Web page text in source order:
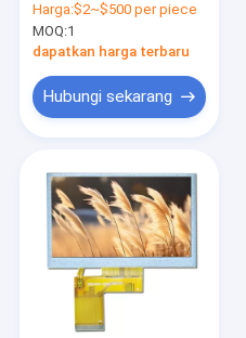
Produk
Video
Pertunjukan VR
Pemasok
Harga:$2~$500 per piece
MOQ:1
dapatkan harga terbaru
Hubungi sekarang